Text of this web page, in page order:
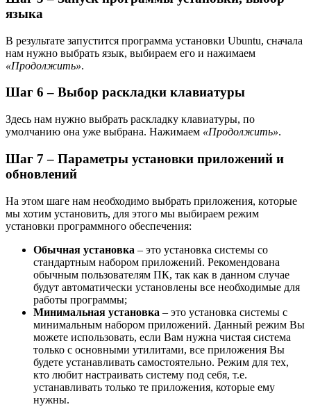
языка
В результате запустится программа установки Ubuntu, сначала
нам нужно выбрать язык, выбираем его и нажимаем
«Продолжить».
Шаг 6 – Выбор раскладки клавиатуры
Здесь нам нужно выбрать раскладку клавиатуры, по
умолчанию она уже выбрана. Нажимаем «Продолжить».
Шаг 7 – Параметры установки приложений и
обновлений
На этом шаге нам необходимо выбрать приложения, которые
мы хотим установить, для этого мы выбираем режим
установки программного обеспечения:
Обычная установка – это установка системы со
стандартным набором приложений. Рекомендована
обычным пользователям ПК, так как в данном случае
будут автоматически установлены все необходимые для
работы программы;
Минимальная установка – это установка системы с
минимальным набором приложений. Данный режим Вы
можете использовать, если Вам нужна чистая система
только с основными утилитами, все приложения Вы
будете устанавливать самостоятельно. Режим для тех,
кто любит настраивать систему под себя, т.е.
устанавливать только те приложения, которые ему
нужны.